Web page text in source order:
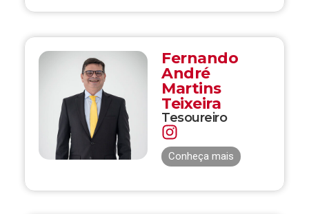
Fernando
André
Martins
Teixeira
Tesoureiro
Conheça mais